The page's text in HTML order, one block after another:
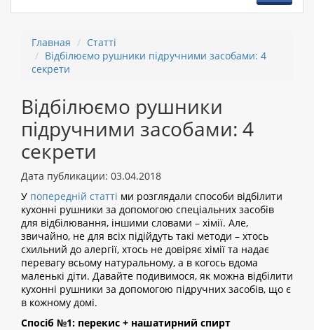
Главная
Статті
Відбілюємо рушники підручними засобами: 4
секрети
Відбілюємо рушники
підручними засобами: 4
секрети
Дата публикации: 03.04.2018
У попередній статті ми розглядали способи відбілити
кухонні рушники за допомогою спеціальних засобів
для відбілювання, іншими словами – хімії. Але,
звичайно, не для всіх підійдуть такі методи – хтось
схильний до алергії, хтось не довіряє хімії та надає
перевагу всьому натуральному, а в когось вдома
маленькі діти. Давайте подивимося, як можна відбілити
кухонні рушники за допомогою підручних засобів, що є
в кожному домі.
Спосіб №1: перекис + нашатирний спирт